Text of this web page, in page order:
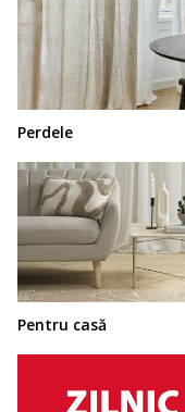
Perdele
Pentru casă